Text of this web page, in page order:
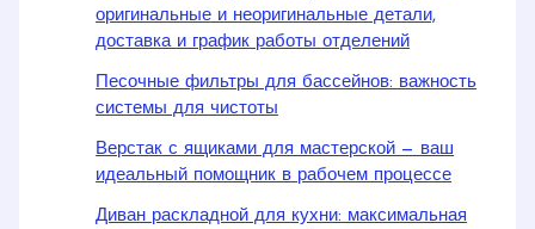
оригинальные и неоригинальные детали,
доставка и график работы отделений
Песочные фильтры для бассейнов: важность
системы для чистоты
Верстак с ящиками для мастерской — ваш
идеальный помощник в рабочем процессе
Диван раскладной для кухни: максимальная